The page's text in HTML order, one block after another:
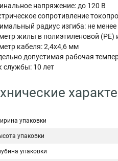
напряжение: до 120 В
сопротивление
радиус изгиба: не
жилы в полиэтиленовой (PE)
кабеля: 2,4х4,6 мм
допустимая рабочая
службы: 10 лет
упаковки
упаковки
упаковки